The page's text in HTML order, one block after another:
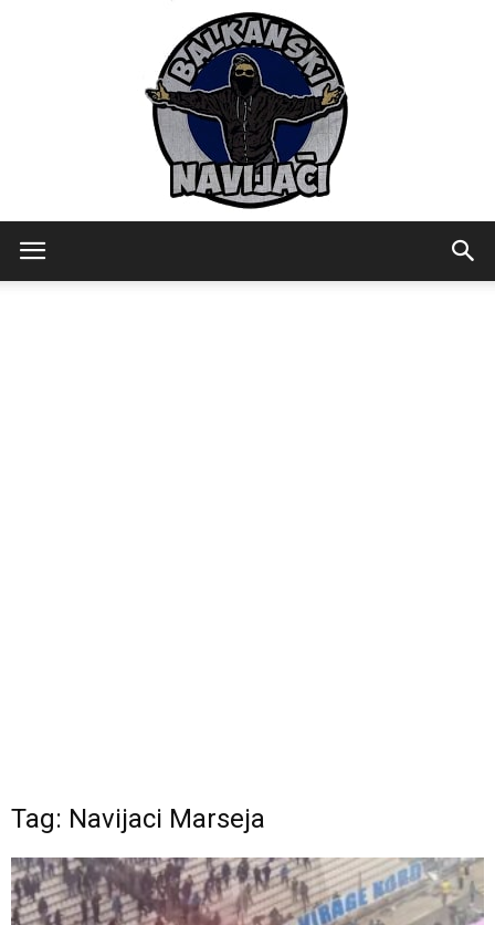
Tag: Navijaci Marseja